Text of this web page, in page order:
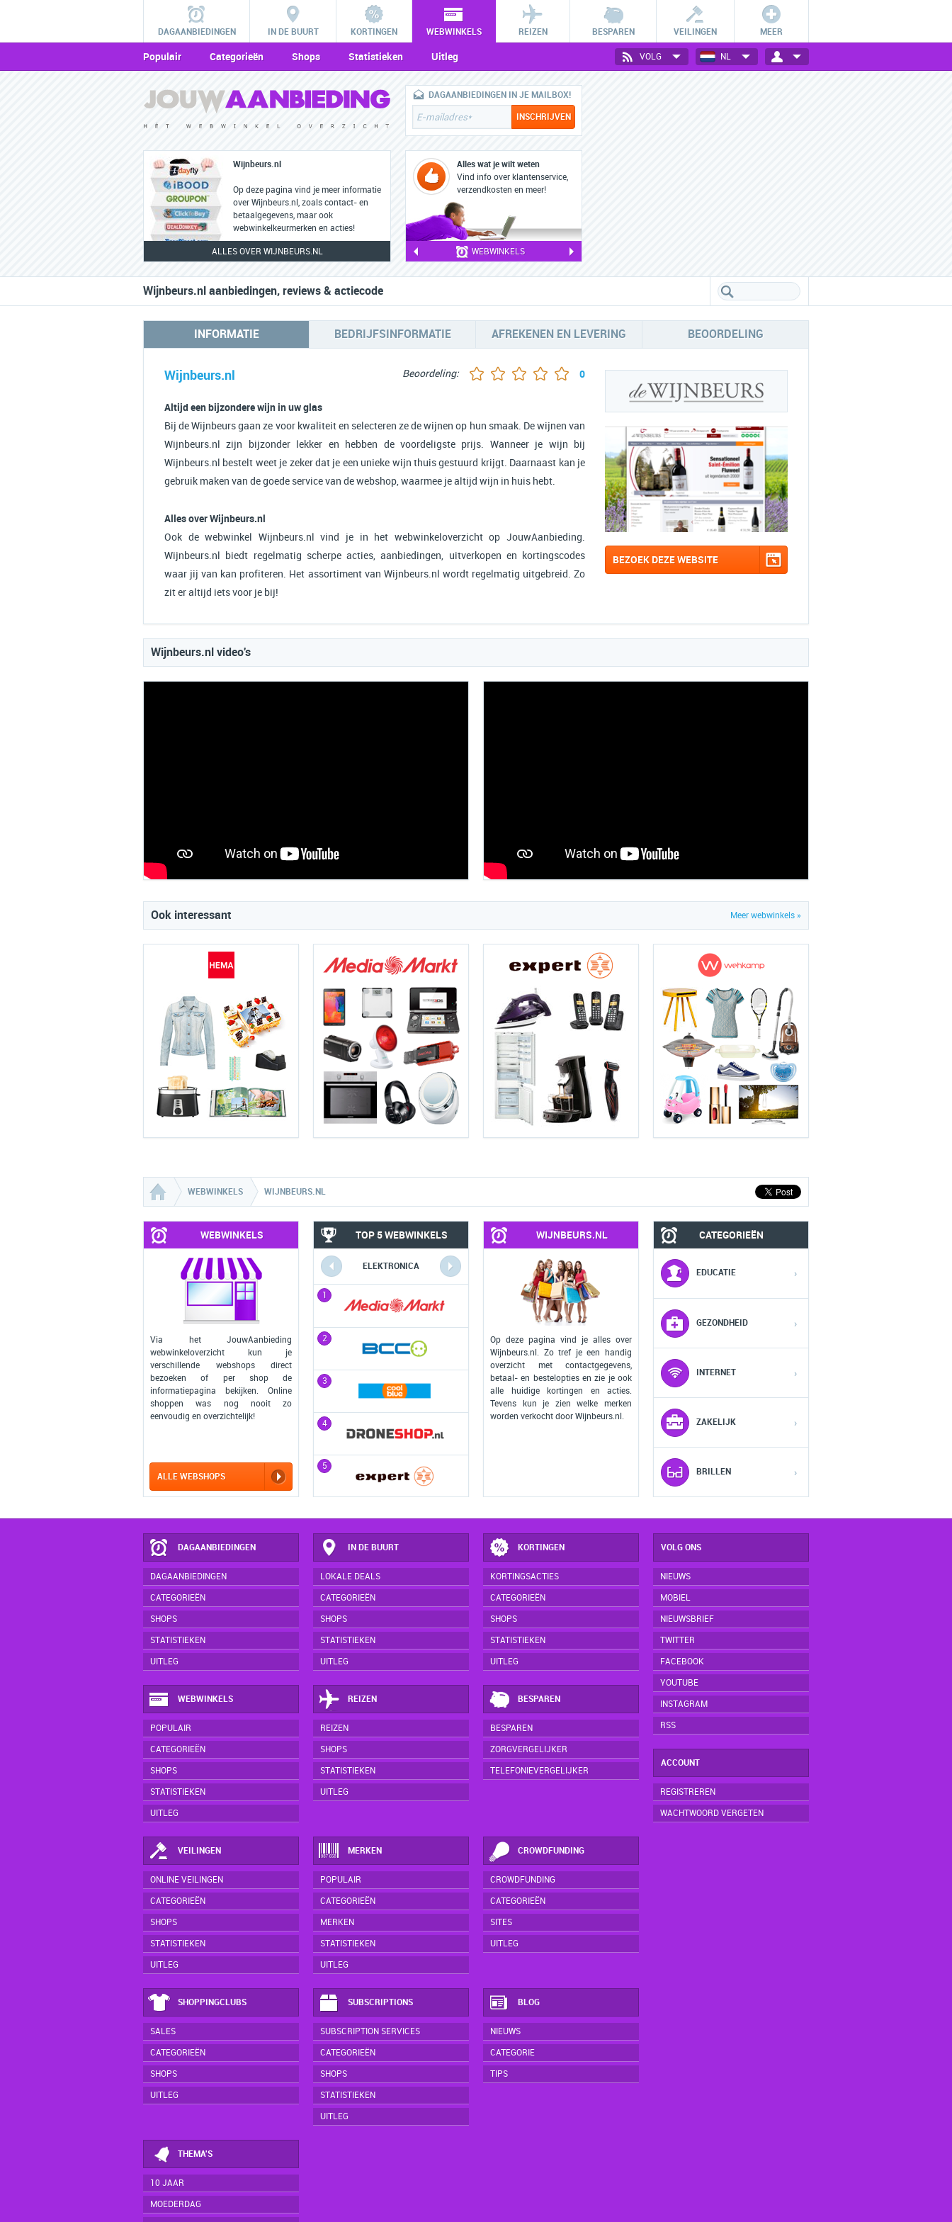
DAGAANBIEDINGEN IN DE BUURT KORTINGEN WEBWINKELS REIZEN BESPAREN VEILINGEN MEER
Populair Categorieën Shops Statistieken Uitleg NL
VOLG
Wijnbeurs.nl
Op deze pagina vind je meer informatie
over Wijnbeurs.nl, zoals contact- en
betaalgegevens, maar ook
webwinkelkeurmerken en acties!
ALLES OVER WIJNBEURS.NL
DAGAANBIEDINGEN IN JE MAILBOX!
Alles wat je wilt weten
Vind info over klantenservice,
verzendkosten en meer!
WEBWINKELS
Wijnbeurs.nl aanbiedingen, reviews & actiecode
INFORMATIE BEDRIJFSINFORMATIE AFREKENEN EN LEVERING BEOORDELING
Wijnbeurs.nl Beoordeling: 0
Altijd een bijzondere wijn in uw glas
Bij de Wijnbeurs gaan ze voor kwaliteit en selecteren ze de wijnen op hun smaak. De wijnen van
Wijnbeurs.nl zijn bijzonder lekker en hebben de voordeligste prijs. Wanneer je wijn bij
Wijnbeurs.nl bestelt weet je zeker dat je een unieke wijn thuis gestuurd krijgt. Daarnaast kan je
gebruik maken van de goede service van de webshop, waarmee je altijd wijn in huis hebt.
Alles over Wijnbeurs.nl
Ook de webwinkel Wijnbeurs.nl vind je in het webwinkeloverzicht op JouwAanbieding.
Wijnbeurs.nl biedt regelmatig scherpe acties, aanbiedingen, uitverkopen en kortingscodes
waar jij van kan profiteren. Het assortiment van Wijnbeurs.nl wordt regelmatig uitgebreid. Zo
zit er altijd iets voor je bij!
BEZOEK DEZE WEBSITE
Wijnbeurs.nl video's
Meer webwinkels »
Ook interessant
WEBWINKELS WIJNBEURS.NL
WEBWINKELS
Via het JouwAanbieding
webwinkeloverzicht kun je
verschillende webshops direct
bezoeken of per shop de
informatiepagina bekijken. Online
shoppen was nog nooit zo
eenvoudig en overzichtelijk!
ALLE WEBSHOPS
TOP 5 WEBWINKELS
ELEKTRONICA
1
2
3
4
5
COMPUTERS MOBIEL
2
3
WIJNBEURS.NL
Op deze pagina vind je alles over
Wijnbeurs.nl. Zo tref je een handig
overzicht met contactgegevens,
betaal- en bestelopties en zie je ook
alle huidige kortingen en acties.
Tevens kun je zien welke merken
worden verkocht door Wijnbeurs.nl.
CATEGORIEËN
EDUCATIE ›
GEZONDHEID ›
INTERNET ›
ZAKELIJK ›
BRILLEN ›
DAGAANBIEDINGEN
DAGAANBIEDINGEN
CATEGORIEËN
SHOPS
STATISTIEKEN
UITLEG
IN DE BUURT
LOKALE DEALS
CATEGORIEËN
SHOPS
STATISTIEKEN
UITLEG
KORTINGEN
KORTINGSACTIES
CATEGORIEËN
SHOPS
STATISTIEKEN
UITLEG
WEBWINKELS
POPULAIR
CATEGORIEËN
SHOPS
STATISTIEKEN
UITLEG
REIZEN
REIZEN
SHOPS
STATISTIEKEN
UITLEG
BESPAREN
BESPAREN
ZORGVERGELIJKER
TELEFONIEVERGELIJKER
VEILINGEN
ONLINE VEILINGEN
CATEGORIEËN
SHOPS
STATISTIEKEN
UITLEG
MERKEN
POPULAIR
CATEGORIEËN
MERKEN
STATISTIEKEN
UITLEG
CROWDFUNDING
CROWDFUNDING
CATEGORIEËN
SITES
UITLEG
SHOPPINGCLUBS
SALES
CATEGORIEËN
SHOPS
UITLEG
SUBSCRIPTIONS
SUBSCRIPTION SERVICES
CATEGORIEËN
SHOPS
STATISTIEKEN
UITLEG
BLOG
NIEUWS
CATEGORIE
TIPS
THEMA'S
10 JAAR
MOEDERDAG
VOLG ONS
NIEUWS
MOBIEL
NIEUWSBRIEF
TWITTER
FACEBOOK
YOUTUBE
INSTAGRAM
RSS
ACCOUNT
REGISTREREN
WACHTWOORD VERGETEN